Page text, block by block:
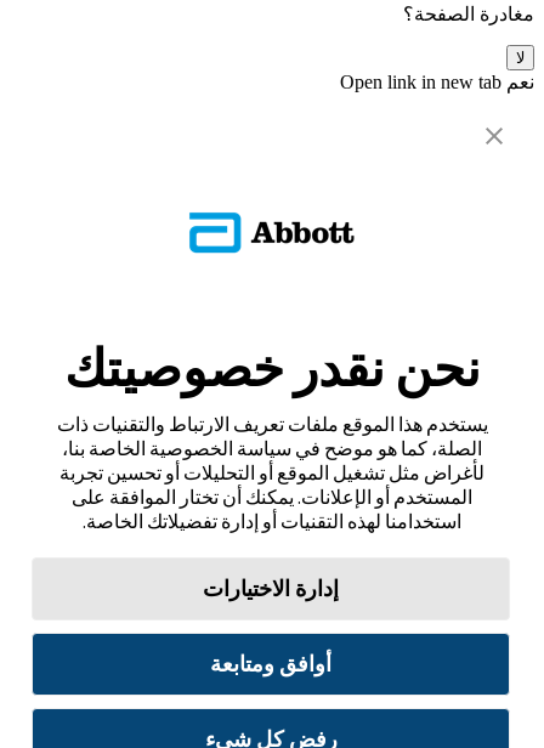
مغادرة الصفحة؟
لا
نعم Open link in new tab
نحن نقدر خصوصيتك
يستخدم هذا الموقع ملفات تعريف الارتباط والتقنيات ذات
الصلة، كما هو موضح في سياسة الخصوصية الخاصة بنا،
لأغراض مثل تشغيل الموقع أو التحليلات أو تحسين تجربة
المستخدم أو الإعلانات. يمكنك أن تختار الموافقة على
استخدامنا لهذه التقنيات أو إدارة تفضيلاتك الخاصة.
إدارة الاختيارات
أوافق ومتابعة
رفض كل شيء